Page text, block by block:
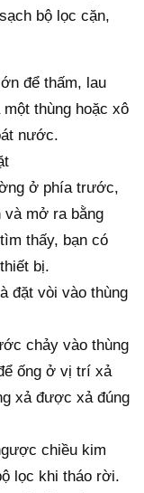
bộ lọc cặn,
để thấm, lau
thùng hoặc xô
nước.
ở phía trước,
và mở ra bằng
thấy, bạn có
bị.
đặt vòi vào thùng
chảy vào thùng
ống ở vị trí xả
xả được xả đúng
chiều kim
lọc khi tháo rời.